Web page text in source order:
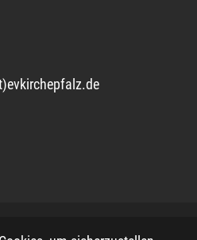
evkirchepfalz.de